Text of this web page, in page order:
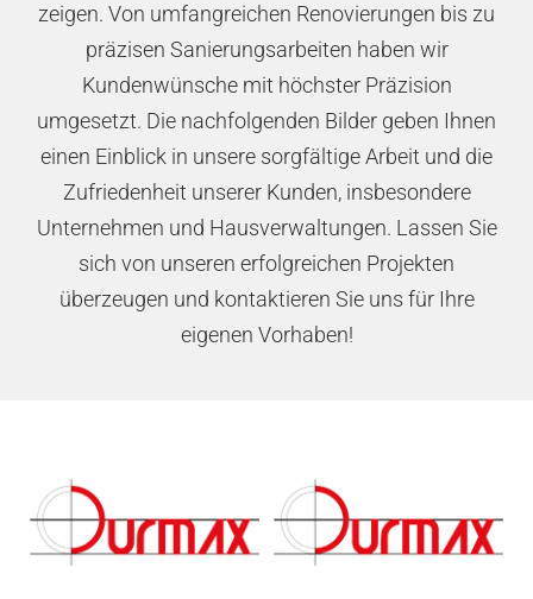
zeigen. Von umfangreichen Renovierungen bis zu
präzisen Sanierungsarbeiten haben wir
Kundenwünsche mit höchster Präzision
umgesetzt. Die nachfolgenden Bilder geben Ihnen
einen Einblick in unsere sorgfältige Arbeit und die
Zufriedenheit unserer Kunden, insbesondere
Unternehmen und Hausverwaltungen. Lassen Sie
sich von unseren erfolgreichen Projekten
überzeugen und kontaktieren Sie uns für Ihre
eigenen Vorhaben!